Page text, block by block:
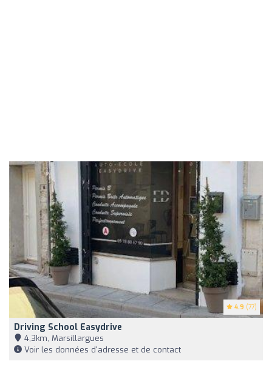
4.9 (77)
Driving School Easydrive
4,3km, Marsillargues
Voir les données d'adresse et de contact